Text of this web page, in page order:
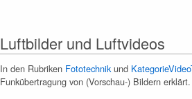
Luftbilder und Luftvideos
In den Rubriken Fototechnikund
Funkübertragung von (Vorschau-) Bildern